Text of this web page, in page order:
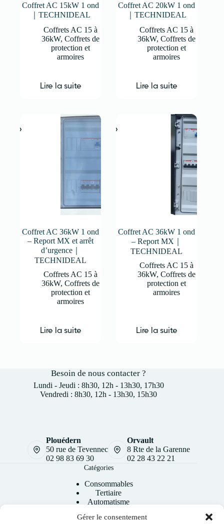
Gérer le consentement
Coffret AC 15kW 1 ond
｜TECHNIDEAL
Coffrets AC 15 à
36kW,Coffrets de
protection et
armoires
Lire la suite
Coffret AC 20kW 1 ond
｜TECHNIDEAL
Coffrets AC 15 à
36kW,Coffrets de
protection et
armoires
Lire la suite
Coffret AC 36kW 1 ond
– Report MX et arrêt
d’urgence｜
TECHNIDEAL
Coffrets AC 15 à
36kW,Coffrets de
protection et
armoires
Lire la suite
Coffret AC 36kW 1 ond
– Report MX｜
TECHNIDEAL
Coffrets AC 15 à
36kW,Coffrets de
protection et
armoires
Lire la suite
Besoin de nous contacter ?
Lundi - Jeudi : 8h30, 12h - 13h30, 17h30
Vendredi : 8h30, 12h - 13h30, 15h30
Plouédern
50 rue de Tevennec
02 98 83 69 30
Orvault
8 Rte de la Garenne
02 28 43 22 21
Catégories
Consommables
Tertiaire
Automatisme
Photovoltaïque